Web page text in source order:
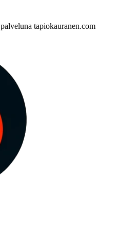
palveluna tapiokauranen.com